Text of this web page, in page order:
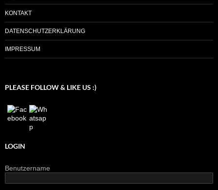
KONTAKT
DATENSCHUTZERKLÄRUNG
IMPRESSUM
PLEASE FOLLOW & LIKE US :)
LOGIN
Benutzername